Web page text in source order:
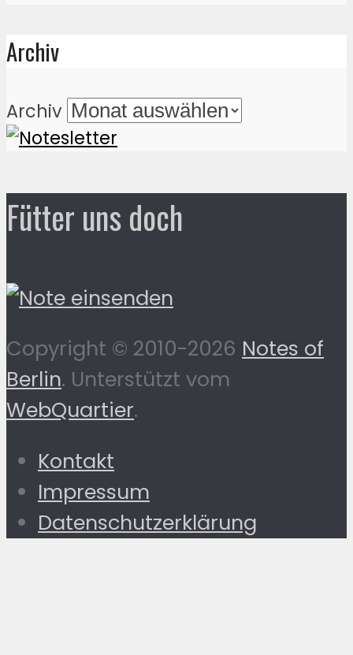
Archiv
Archiv
Fütter uns doch
Copyright © 2010-2026 Notes of
Berlin. Unterstützt vom
WebQuartier.
Kontakt
Impressum
Datenschutzerklärung